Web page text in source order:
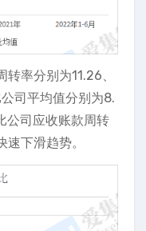
率分别为11.26、
司平均值分别为8.
公司应收账款周转
下滑趋势。